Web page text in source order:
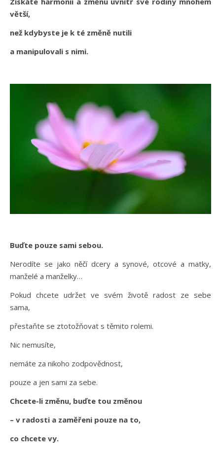
větší,
než kdybyste je k té změně nutili
a manipulovali s nimi.
Buďte pouze sami sebou.
Nerodíte se jako něčí dcery a synové, otcové a matky,
manželé a manželky…
Pokud chcete udržet ve svém životě radost ze sebe
sama,
přestaňte se ztotožňovat s těmito rolemi.
Nic nemusíte,
nemáte za nikoho zodpovědnost,
pouze a jen sami za sebe.
Chcete-li změnu, buďte tou změnou
– v radosti a zaměřeni pouze na to,
co chcete vy.